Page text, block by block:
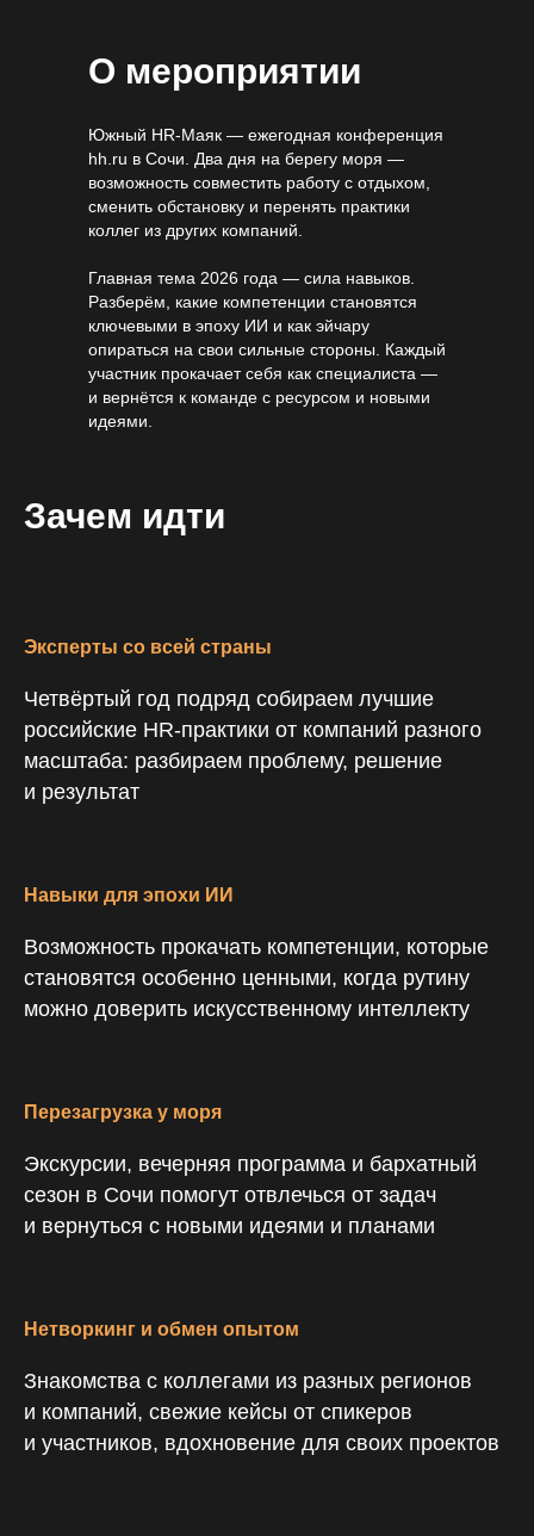
О мероприятии
Южный HR-Маяк — ежегодная конференция
hh.ru в Сочи. Два дня на берегу моря —
возможность совместить работу с отдыхом,
сменить обстановку и перенять практики
коллег из других компаний.
Главная тема 2026 года — сила навыков.
Разберём, какие компетенции становятся
ключевыми в эпоху ИИ и как эйчару
опираться на свои сильные стороны. Каждый
участник прокачает себя как специалиста —
и вернётся к команде с ресурсом и новыми
идеями.
Зачем идти
Эксперты со всей страны
Четвёртый год подряд собираем лучшие
российские HR-практики от компаний разного
масштаба: разбираем проблему, решение
и результат
Навыки для эпохи ИИ
Возможность прокачать компетенции, которые
становятся особенно ценными, когда рутину
можно доверить искусственному интеллекту
Перезагрузка у моря
Экскурсии, вечерняя программа и бархатный
сезон в Сочи помогут отвлечься от задач
и вернуться с новыми идеями и планами
Нетворкинг и обмен опытом
Знакомства с коллегами из разных регионов
и компаний, свежие кейсы от спикеров
и участников, вдохновение для своих проектов